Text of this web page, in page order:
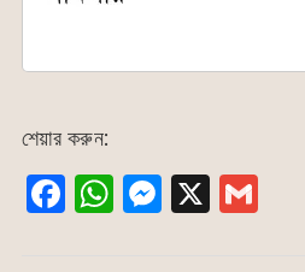
শেয়ার করুন:
F
W
M
X